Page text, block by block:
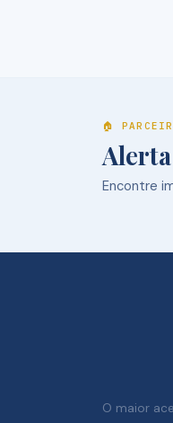
🏠
Encontre
O maior